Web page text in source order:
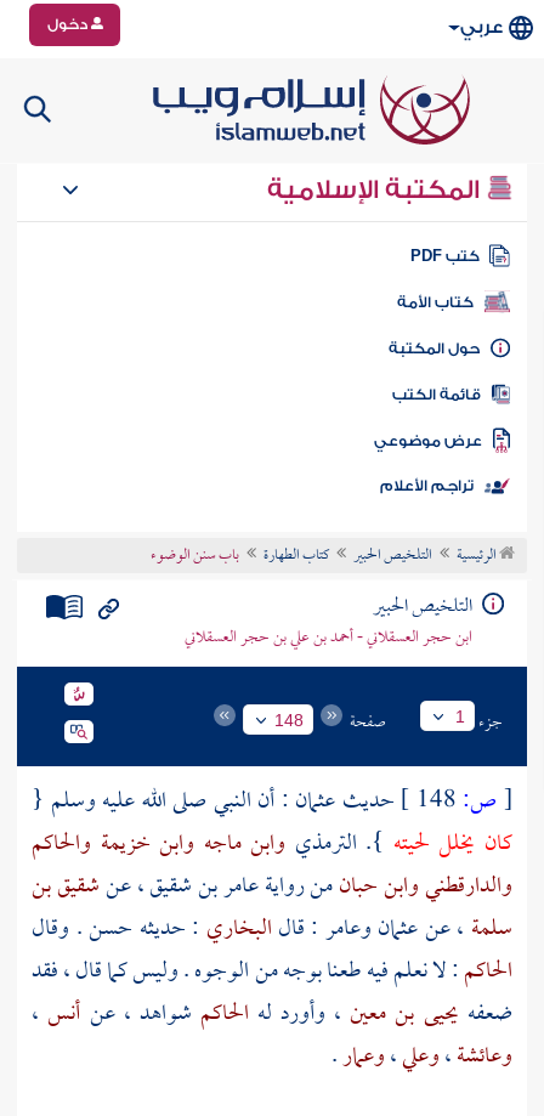
عربي دخول
المكتبة الإسلامية
كتب PDF
كتاب الأمة
المكتبة
الكتب
موضوعي
تراجم الأعلام
الرئيسية التلخيص الحبير كتاب الطهارة باب سنن الوضوء
التلخيص الحبير
ابن حجر العسقلاني - أحمد بن علي بن حجر العسقلاني
جزء 1 صفحة 148
[ص: حديثعثمان : أن النبي صلى الله عليه وسلم {
كان يخلل لحيته }. الترمذي وابن ماجه وابن خزيمة والحاكم
والدارقطنيوابن حبانمن روايةعامر بن شقيق، عنشقيق بن
سلمة ، عنعثمانوعامر : قالالبخاري : حديثه حسن . وقال
الحاكم: لا نعلم فيه طعنا بوجه من الوجوه . وليس كما قال ، فقد
ضعفه يحيى بن معين ، وأورد له الحاكم شواهد ، عن أنس ،
وعائشة،وعلي،وعمار.